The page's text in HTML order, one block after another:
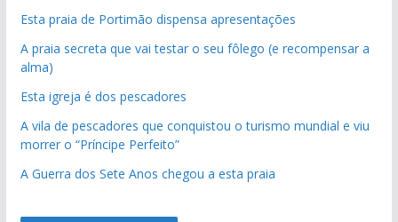
Esta praia de Portimão dispensa apresentações
A praia secreta que vai testar o seu fôlego (e recompensar a
alma)
Esta igreja é dos pescadores
A vila de pescadores que conquistou o turismo mundial e viu
morrer o “Príncipe Perfeito”
A Guerra dos Sete Anos chegou a esta praia